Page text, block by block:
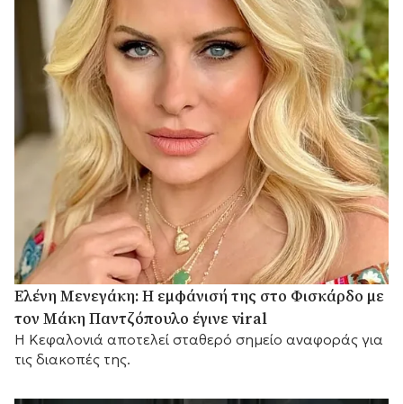
Ελένη Μενεγάκη: Η εμφάνισή της στο Φισκάρδο με
τον Μάκη Παντζόπουλο έγινε viral
Η Κεφαλονιά αποτελεί σταθερό σημείο αναφοράς για
τις διακοπές της.